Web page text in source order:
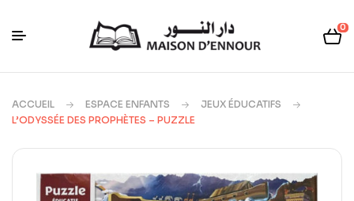
0
ACCUEIL ESPACE ENFANTS
JEUX ÉDUCATIFS
L’ODYSSÉE DES PROPHÈTES – PUZZLE